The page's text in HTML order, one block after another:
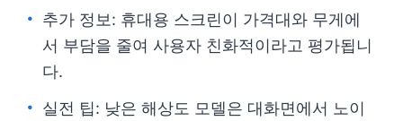
추가 정보: 휴대용 스크린이 가격대와 무게에
서 부담을 줄여 사용자 친화적이라고 평가됩니
다.
실전 팁: 낮은 해상도 모델은 대화면에서 노이